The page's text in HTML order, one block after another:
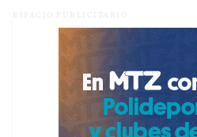
ESPACIO PUBLICITARIO